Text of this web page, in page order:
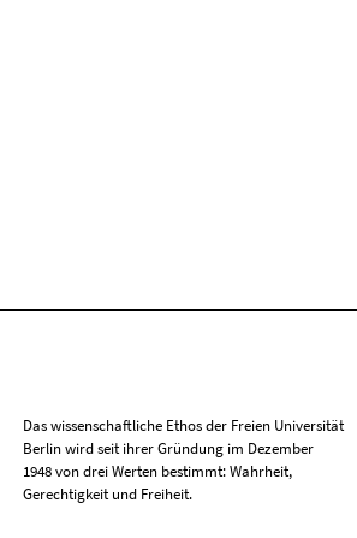
Das wissenschaftliche Ethos der Freien Universität
Berlin wird seit ihrer Gründung im Dezember
1948 von drei Werten bestimmt: Wahrheit,
Gerechtigkeit und Freiheit.